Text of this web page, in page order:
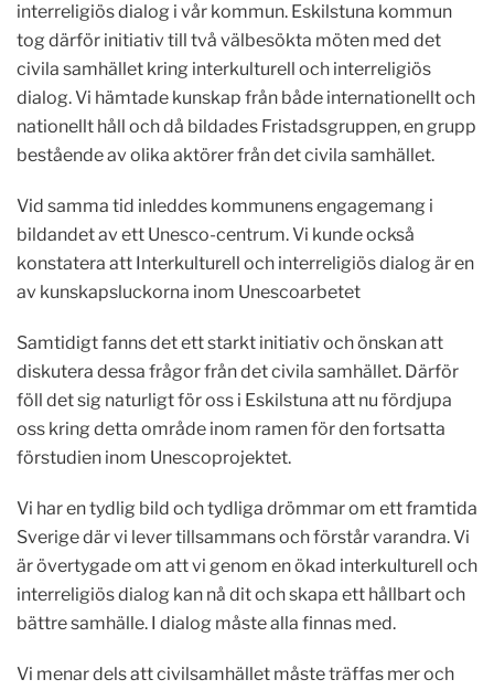
interreligiös dialog i vår kommun. Eskilstuna kommun
tog därför initiativ till två välbesökta möten med det
civila samhället kring interkulturell och interreligiös
dialog. Vi hämtade kunskap från både internationellt och
nationellt håll och då bildades Fristadsgruppen, en grupp
bestående av olika aktörer från det civila samhället.
Vid samma tid inleddes kommunens engagemang i
bildandet av ett Unesco-centrum. Vi kunde också
konstatera att Interkulturell och interreligiös dialog är en
av kunskapsluckorna inom Unescoarbetet
Samtidigt fanns det ett starkt initiativ och önskan att
diskutera dessa frågor från det civila samhället. Därför
föll det sig naturligt för oss i Eskilstuna att nu fördjupa
oss kring detta område inom ramen för den fortsatta
förstudien inom Unescoprojektet.
Vi har en tydlig bild och tydliga drömmar om ett framtida
Sverige där vi lever tillsammans och förstår varandra. Vi
är övertygade om att vi genom en ökad interkulturell och
interreligiös dialog kan nå dit och skapa ett hållbart och
bättre samhälle. I dialog måste alla finnas med.
Vi menar dels att civilsamhället måste träffas mer och